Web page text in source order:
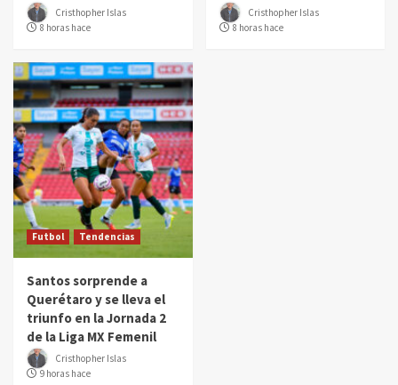
Cristhopher Islas
8 horas hace
Cristhopher Islas
8 horas hace
Futbol Tendencias
Santos sorprende a
Querétaro y se lleva el
triunfo en la Jornada 2
de la Liga MX Femenil
Cristhopher Islas
9 horas hace